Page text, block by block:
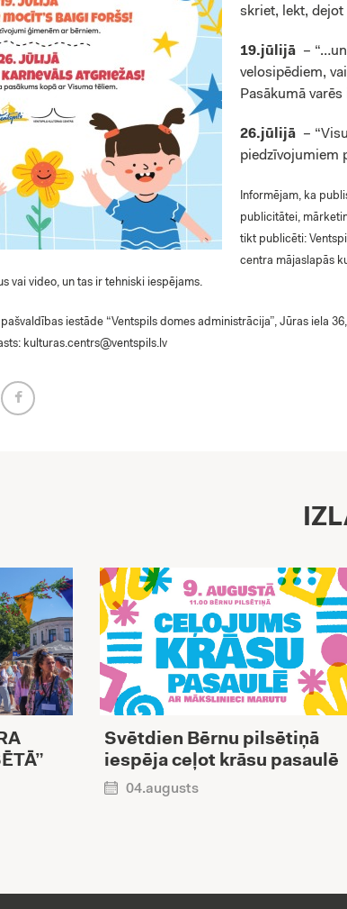
skriet, lekt,
19.jūlijā –
velosipēdiem,
Pasākumā
26.jūlijā –
piedzīvojumiem
Informējam, ka
publicitātei,
tikt publicēti:
centra mājaslapās
vai video, un tas ir tehniski iespējams.
iestāde “Ventspils domes administrācija”, Jūras iela
kulturas.centrs@ventspils.lv
Svētdien Bērnu pilsētiņā
iespēja ceļot krāsu pasaulē
04.augusts